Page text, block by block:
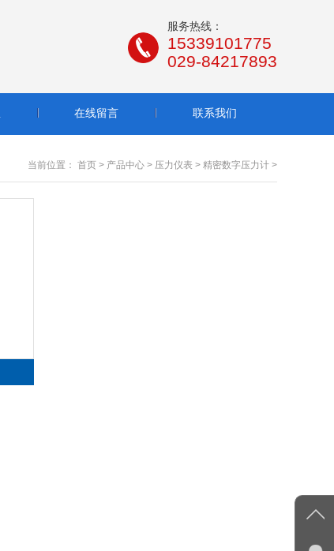
服务热线：
15339101775
029-84217893
在线留言 联系我们
当前位置： 首页 > 产品中心 > 压力仪表 > 精密数字压力计 >